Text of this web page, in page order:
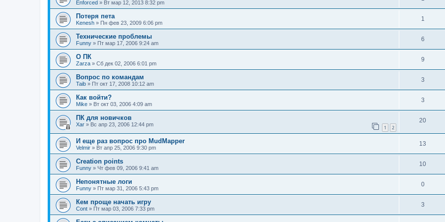
Enforced » Вт мар 12, 2013 8:32 pm
Потеря пета
Kenesh » Пн фев 23, 2009 6:06 pm
1
Технические проблемы
Funny » Пт мар 17, 2006 9:24 am
6
О ПК
Zarza » Сб дек 02, 2006 6:01 pm
9
Вопрос по командам
Taib » Пт окт 17, 2008 10:12 am
3
Как войти?
Mike » Вт окт 03, 2006 4:09 am
3
ПК для новичков
Xar » Вс апр 23, 2006 12:44 pm 1 2
20
И еще раз вопрос про MudMapper
Velmir » Вт апр 25, 2006 9:30 pm
13
Creation points
Funny » Чт фев 09, 2006 9:41 am
10
Непонятные логи
Funny » Пт мар 31, 2006 5:43 pm
0
Кем проще начать игру
Cont » Пт мар 03, 2006 7:33 pm
3